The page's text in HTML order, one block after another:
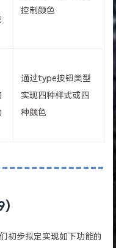
控制颜色
通过type按钮类型
实现四种样式或四
种颜色
初步拟定实现如下功能的